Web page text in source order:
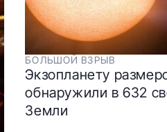
БОЛЬШОЙ ВЗРЫВ
Экзопланету
обнаружили в 632
Земли